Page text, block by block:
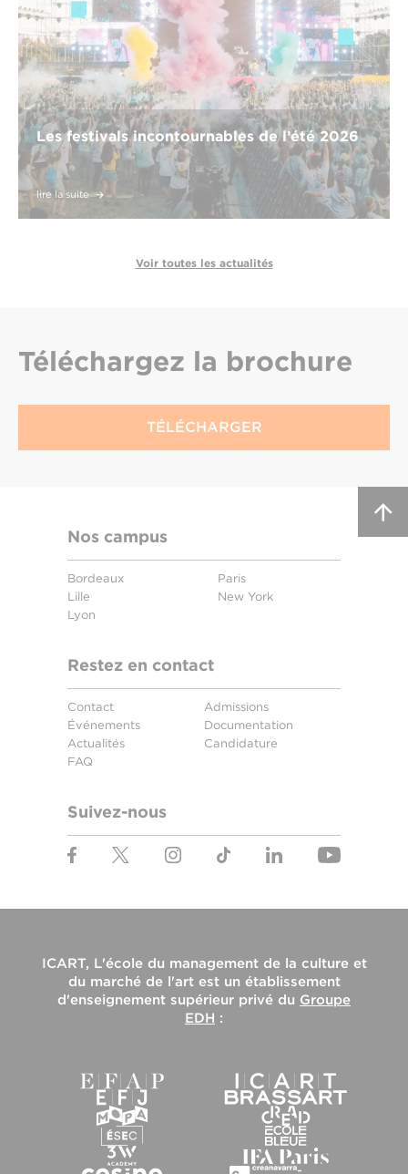
Les festivals incontournables de l’été 2026
lire la suite
Voir toutes les actualités
Téléchargez la brochure
TÉLÉCHARGER
Nos campus
Bordeaux
Lille
Lyon
Paris
New York
Restez en contact
Contact
Événements
Actualités
FAQ
Admissions
Documentation
Candidature
Suivez-nous
ICART, L'école du management de la culture et
du marché de l'artest un établissement
d'enseignement supérieur privé du Groupe
EDH :